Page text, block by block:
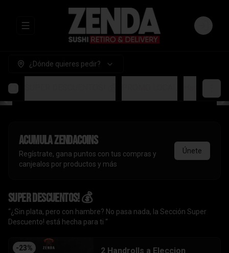
Abrir menu de navegación Login
¿Dónde quieres pedir?
AcumulaZendaCoins
Regístrate, gana puntos con tus compras y
canjealos por productos y más
Únete
SUPER DESCUENTOS! 💰
“¿Sin plata, pero con hambre? No pasa nada, la Sección Super
Descuento! está hecha para ti “
-23% 2 Handrolls a Eleccion